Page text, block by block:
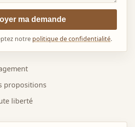
ma demande
notre politique de confidentialité.
propositions
liberté